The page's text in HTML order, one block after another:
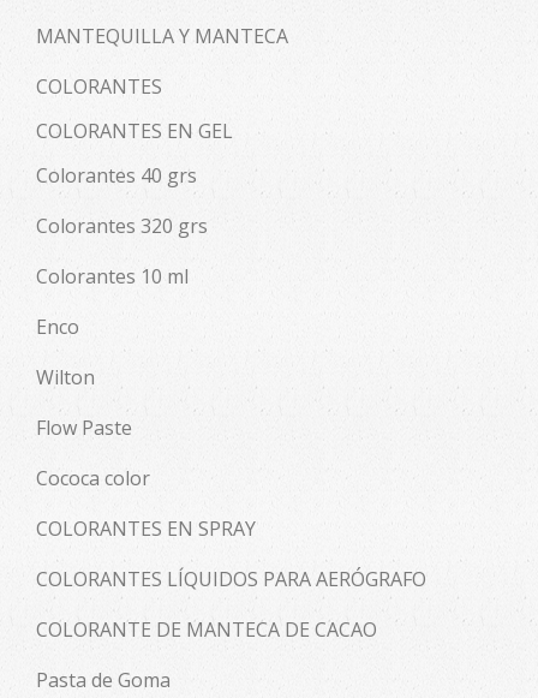
MANTEQUILLA Y MANTECA
COLORANTES
COLORANTES EN GEL
Colorantes 40 grs
Colorantes 320 grs
Colorantes 10 ml
Enco
Wilton
Flow Paste
Cococa color
COLORANTES EN SPRAY
COLORANTES LÍQUIDOS PARA AERÓGRAFO
COLORANTE DE MANTECA DE CACAO
Pasta de Goma